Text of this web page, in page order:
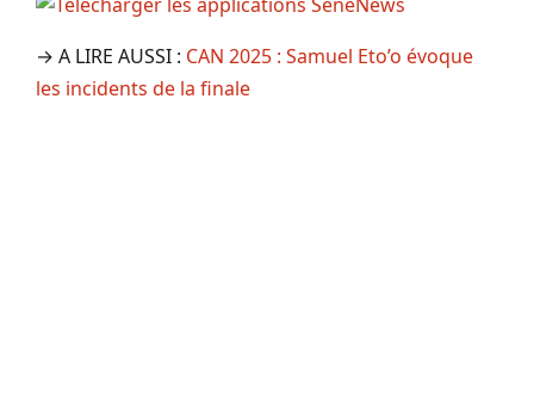
→ A LIRE AUSSI : CAN 2025 : Samuel Eto’o évoque
les incidents de la finale